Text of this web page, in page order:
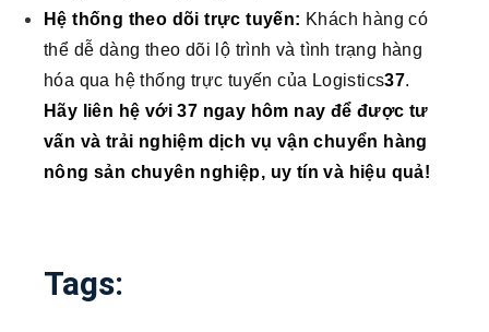
Hệ thống theo dõi trực tuyến: Khách hàng có
thể dễ dàng theo dõi lộ trình và tình trạng hàng
hóa qua hệ thống trực tuyến của Logistics37.
Hãy liên hệ với 37 ngay hôm nay để được tư
vấn và trải nghiệm dịch vụ vận chuyển hàng
nông sản chuyên nghiệp, uy tín và hiệu quả!
Tags: